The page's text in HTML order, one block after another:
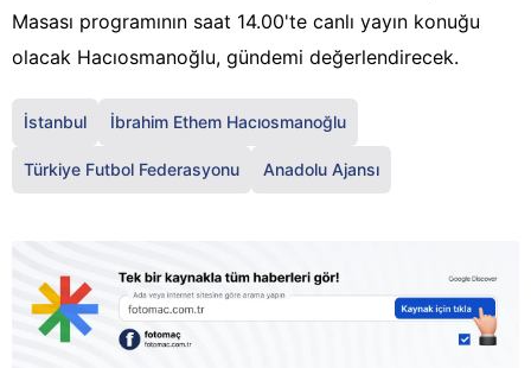
Masası programının saat 14.00'te canlı yayın konuğu
olacak Hacıosmanoğlu, gündemi değerlendirecek.
İstanbul İbrahim Ethem Hacıosmanoğlu
Türkiye Futbol Federasyonu Anadolu Ajansı